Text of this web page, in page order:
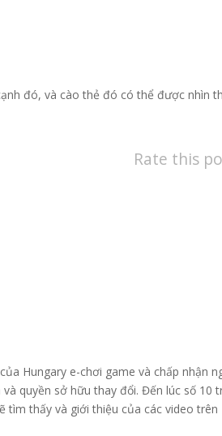
đó, và cào thẻ đó có thể được nhìn
Rate this
Hungary e-chơi game và chấp nhận
quyền sở hữu thay đổi. Đến lúc số 10
tìm thấy và giới thiệu của các video trên